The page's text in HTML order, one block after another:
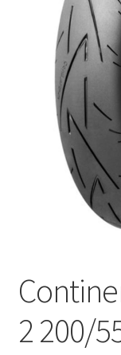
Kontaktai
2 200/